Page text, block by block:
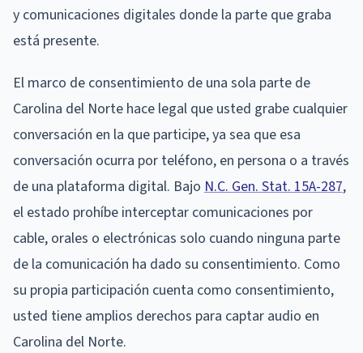
y comunicaciones digitales donde la parte que graba
está presente.
El marco de consentimiento de una sola parte de
Carolina del Norte hace legal que usted grabe cualquier
conversación en la que participe, ya sea que esa
conversación ocurra por teléfono, en persona o a través
de una plataforma digital. Bajo N.C. Gen. Stat. 15A-287,
el estado prohíbe interceptar comunicaciones por
cable, orales o electrónicas solo cuando ninguna parte
de la comunicación ha dado su consentimiento. Como
su propia participación cuenta como consentimiento,
usted tiene amplios derechos para captar audio en
Carolina del Norte.